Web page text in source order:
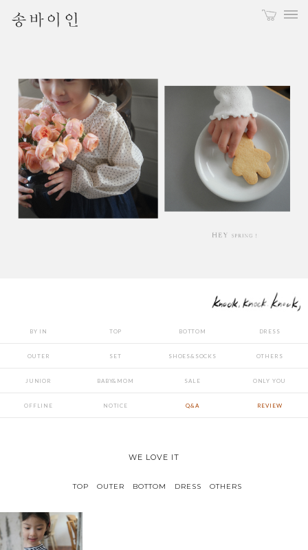
BY IN TOP BOTTOM DRESS
OUTER SET SHOES&SOCKS OTHERS
JUNIOR BABY&MOM SALE ONLY YOU
OFFLINE NOTICE Q&A REVIEW
WE LOVE IT
TOP OUTER BOTTOM DRESS OTHERS